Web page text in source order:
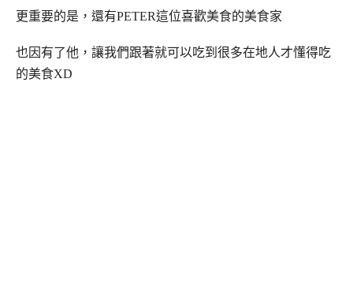
更重要的是，還有PETER這位喜歡美食的美食家
也因有了他，讓我們跟著就可以吃到很多在地人才懂得吃
的美食XD